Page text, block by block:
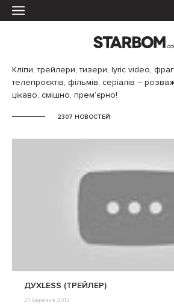
Кліпи, трейлери, тизери, lyric video,
телепроєктів, фільмів, серіалів –
цікаво, смішно, прем’єрно!
2307 НОВОСТЕЙ
ДУХLESS (ТРЕЙЛЕР)
21 Березня 2012